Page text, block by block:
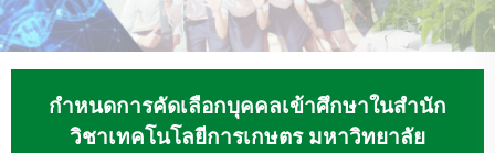
กำหนดการคัดเลือกบุคคลเข้าศึกษาในสำนัก
วิชาเทคโนโลยีการเกษตร มหาวิทยาลัย